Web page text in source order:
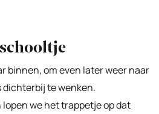
binnen, om even later weer naar
dichterbij te wenken.
we het trappetje op dat